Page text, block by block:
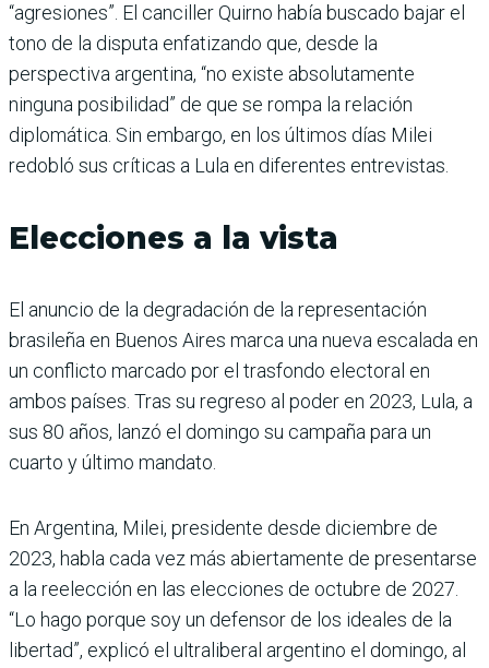
“agresiones”. El canciller Quirno había buscado bajar el
tono de la disputa enfatizando que, desde la
perspectiva argentina, “no existe absolutamente
ninguna posibilidad” de que se rompa la relación
diplomática. Sin embargo, en los últimos días Milei
redobló sus críticas a Lula en diferentes entrevistas.
Elecciones a la vista
El anuncio de la degradación de la representación
brasileña en Buenos Aires marca una nueva escalada en
un conflicto marcado por el trasfondo electoral en
ambos países. Tras su regreso al poder en 2023, Lula, a
sus 80 años, lanzó el domingo su campaña para un
cuarto y último mandato.
En Argentina, Milei, presidente desde diciembre de
2023, habla cada vez más abiertamente de presentarse
a la reelección en las elecciones de octubre de 2027.
“Lo hago porque soy un defensor de los ideales de la
libertad”, explicó el ultraliberal argentino el domingo, al